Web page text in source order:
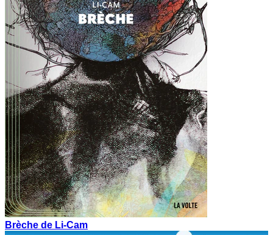
Brèche de Li-Cam